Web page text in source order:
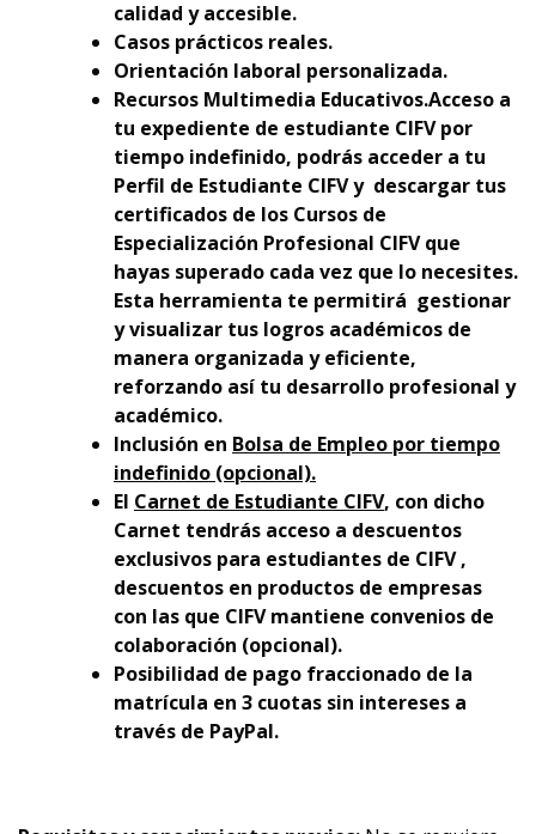
calidad y accesible.
Casos prácticos reales.
Orientación laboral personalizada.
Recursos Multimedia Educativos.Acceso a
tu expediente de estudiante CIFV por
tiempo indefinido, podrás acceder a tu
Perfil de Estudiante CIFV y descargar tus
certificados de los Cursos de
Especialización Profesional CIFV que
hayas superado cada vez que lo necesites.
Esta herramienta te permitirá gestionar
y visualizar tus logros académicos de
manera organizada y eficiente,
reforzando así tu desarrollo profesional y
académico.
Inclusión en Bolsa de Empleo por tiempo
indefinido (opcional).
El Carnet de Estudiante CIFV, con dicho
Carnet tendrás acceso a descuentos
exclusivos para estudiantes de CIFV ,
descuentos en productos de empresas
con las que CIFV mantiene convenios de
colaboración (opcional).
Posibilidad de pago fraccionado de la
matrícula en 3 cuotas sin intereses a
través de PayPal.